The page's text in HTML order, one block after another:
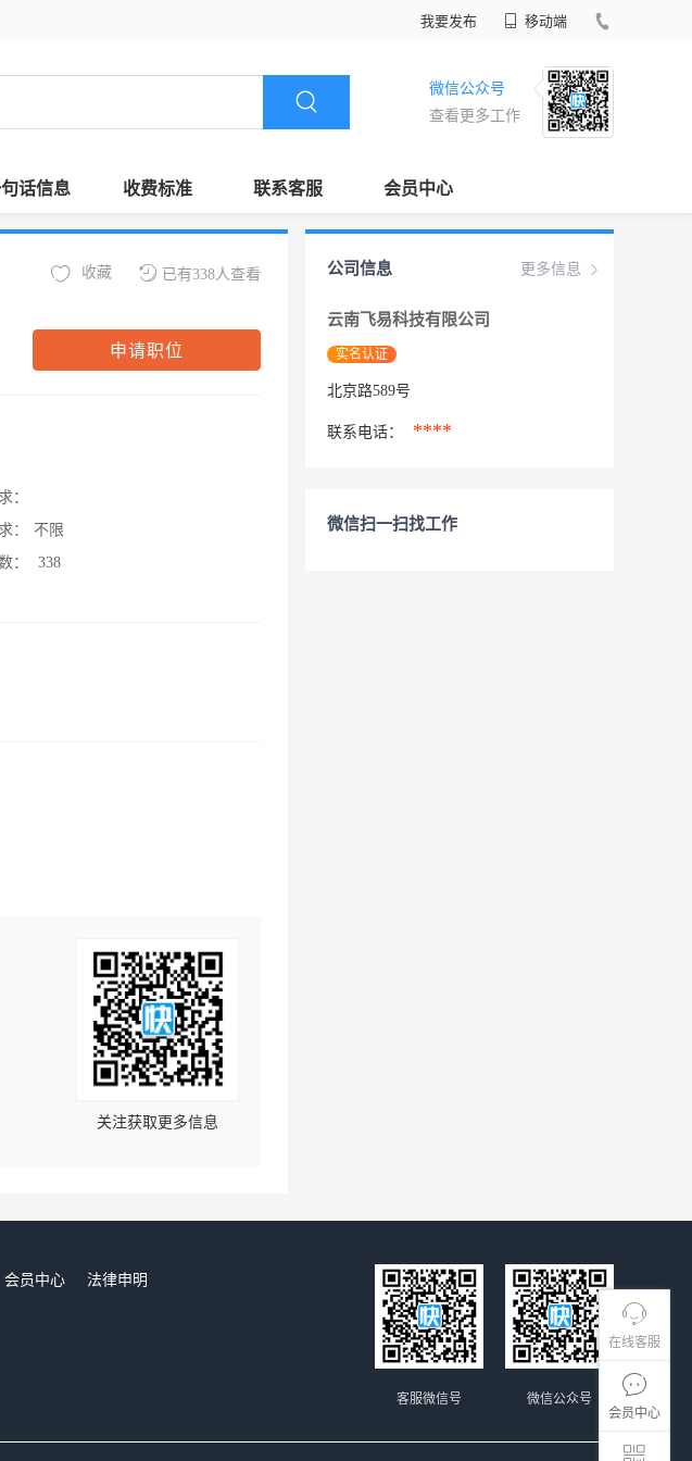
我要发布 移动端
微信公众号
查看更多工作
话信息 收费标准 联系客服 会员中心
在线客服
会员中心
已有338人查看
收藏
申请职位
：
：
不限
：
338
关注获取更多信息
更多信息
公司信息
云南飞易科技有限公司
实名认证
北京路589号
联系电话： ****
微信扫一扫找工作
会员中心
法律申明
微信公众号
客服微信号